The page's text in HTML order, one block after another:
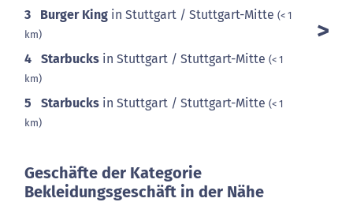
3 Burger King in Stuttgart / Stuttgart-Mitte (< 1
km)
4 Starbucks in Stuttgart / Stuttgart-Mitte (< 1
km)
5 Starbucks in Stuttgart / Stuttgart-Mitte (< 1
km)
Geschäfte der Kategorie
Bekleidungsgeschäft in der Nähe